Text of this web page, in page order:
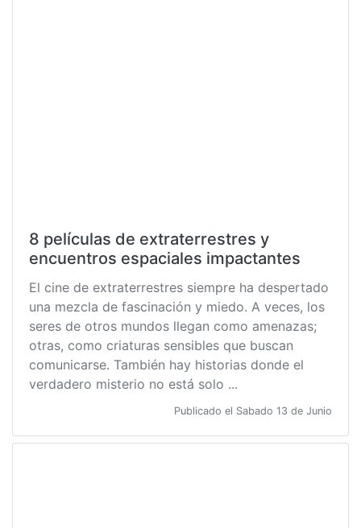
8 películas de extraterrestres y
encuentros espaciales impactantes
El cine de extraterrestres siempre ha despertado
una mezcla de fascinación y miedo. A veces, los
seres de otros mundos llegan como amenazas;
otras, como criaturas sensibles que buscan
comunicarse. También hay historias donde el
verdadero misterio no está solo ...
Publicado el Sabado 13 de Junio